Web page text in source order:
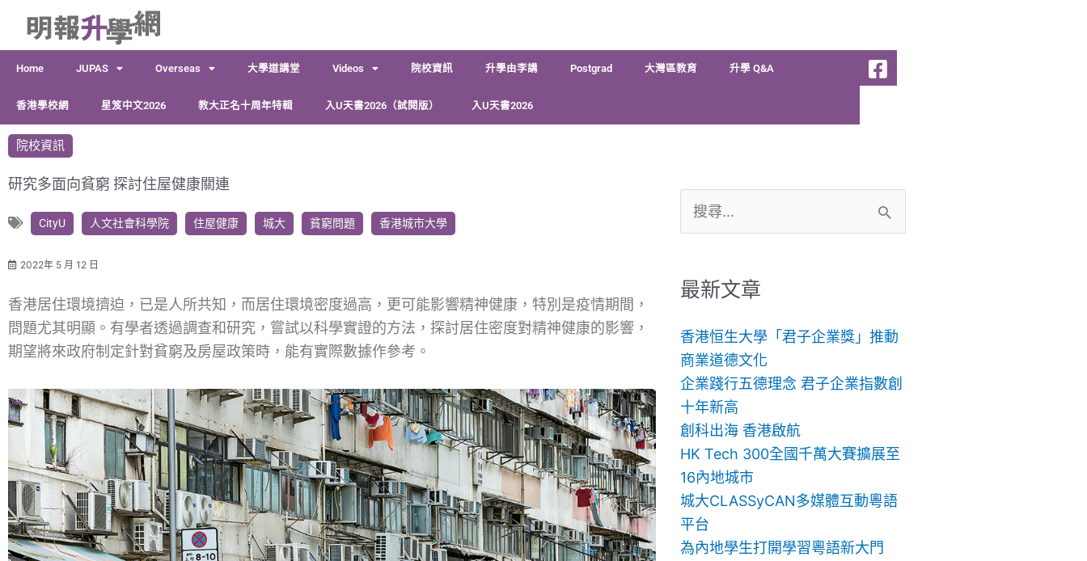
容
Home JUPAS Overseas 大學道講堂 Videos 院校資訊 升學由李講 Postgrad 大灣區教育 升學 Q&A
香港學校網 星笈中文2026 教大正名十周年特輯 入U天書2026（試閱版） 入U天書2026
院校資訊
研究多面向貧窮 探討住屋健康關連
CityU 人文社會科學院 住屋健康 城大 貧窮問題 香港城市大學
2022年 5 月 12 日
香港居住環境擠迫，已是人所共知，而居住環境密度過高，更可能影響精神健康，特別是疫情期間，
問題尤其明顯。有學者透過調查和研究，嘗試以科學實證的方法，探討居住密度對精神健康的影響，
期望將來政府制定針對貧窮及房屋政策時，能有實際數據作參考。
尋
鍵
最新文章
香港恒生大學「君子企業獎」推動
商業道德文化
企業踐行五德理念 君子企業指數創
十年新高
創科出海 香港啟航
HK Tech 300全國千萬大賽擴展至
16內地城市
城大CLASSyCAN多媒體互動粵語
平台
為內地學生打開學習粵語新大門